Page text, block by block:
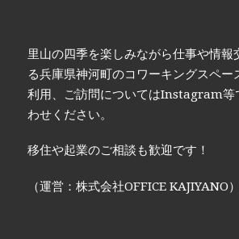
里山の四季を楽しみながら仕事や情報
る兵庫県神河町のコワーキングスペー
利用、ご訪問についてはInstagram等
わせください。
移住や起業のご相談も歓迎です！
（運営：株式会社OFFICE KAJIYANO）